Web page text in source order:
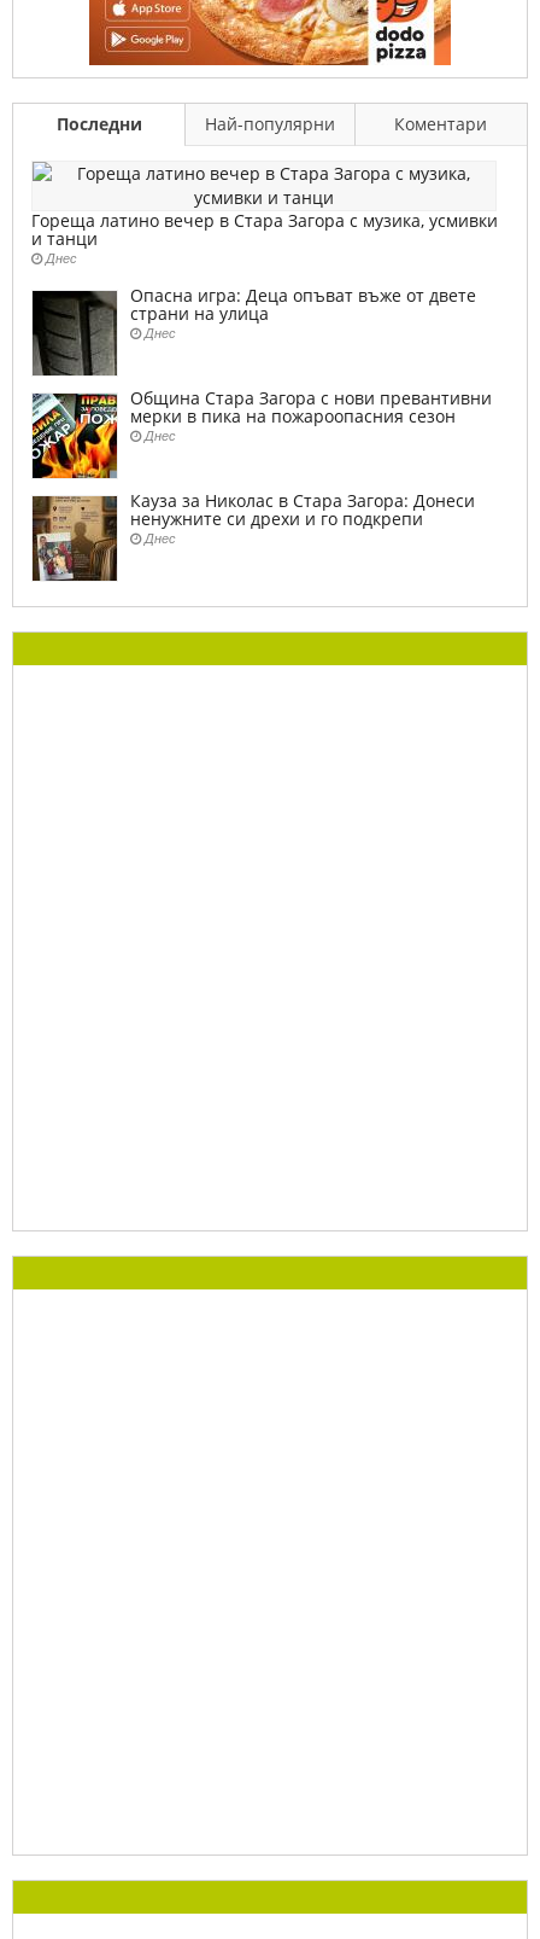
Последни Най-популярни Коментари
Гореща латино вечер в Стара Загора с музика, усмивки
и танци
Днес
Опасна игра: Деца опъват въже от двете
страни на улица
Днес
Община Стара Загора с нови превантивни
мерки в пика на пожароопасния сезон
Днес
Кауза за Николас в Стара Загора: Донеси
ненужните си дрехи и го подкрепи
Днес